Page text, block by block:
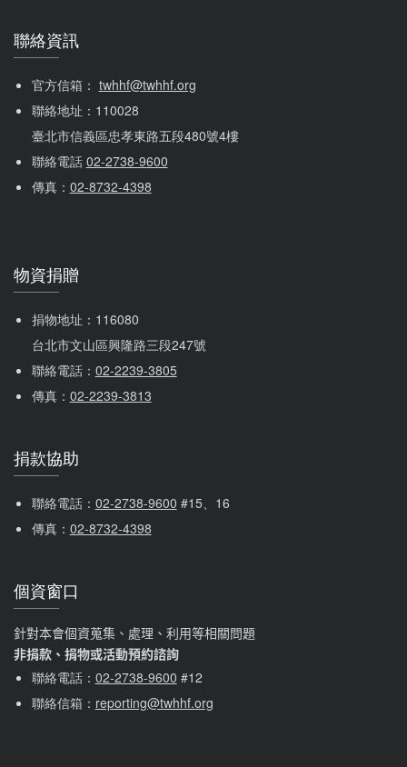
聯絡資訊
官方信箱： twhhf@twhhf.org
聯絡地址：110028
臺北市信義區忠孝東路五段480號4樓
聯絡電話 02-2738-9600
傳真： 02-8732-4398
物資捐贈
捐物地址：116080
台北市文山區興隆路三段247號
聯絡電話： 02-2239-3805
傳真： 02-2239-3813
捐款協助
聯絡電話： 02-2738-9600 #15、16
傳真： 02-8732-4398
個資窗口
針對本會個資蒐集、處理、利用等相關問題
非捐款、捐物或活動預約諮詢
聯絡電話： 02-2738-9600 #12
聯絡信箱： reporting@twhhf.org